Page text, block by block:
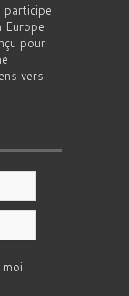
Europe
pour
vers